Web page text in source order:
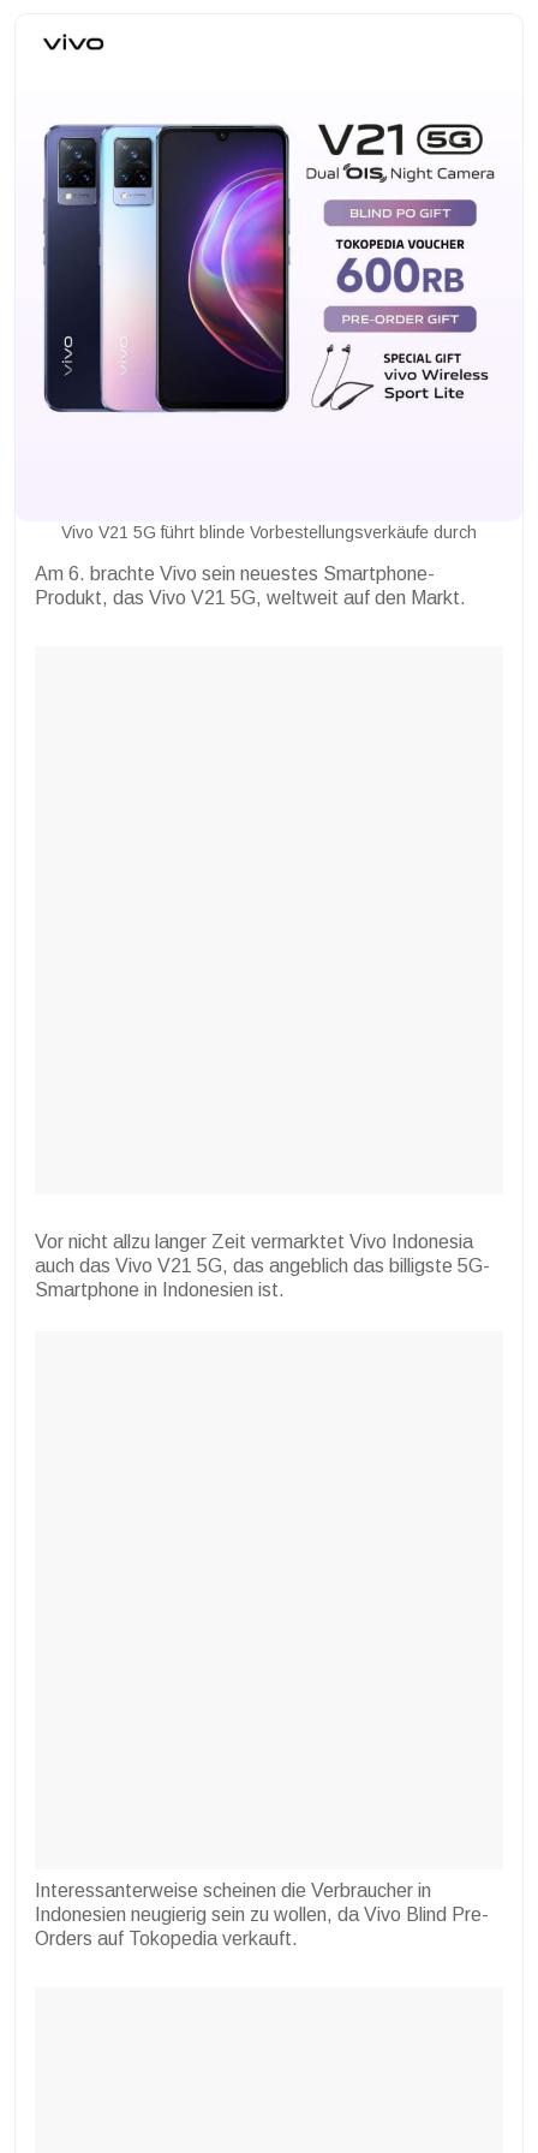
Vivo V21 5G führt blinde Vorbestellungsverkäufe durch
Am 6. brachte Vivo sein neuestes Smartphone-
Produkt, das Vivo V21 5G, weltweit auf den Markt.
Vor nicht allzu langer Zeit vermarktet Vivo Indonesia
auch das Vivo V21 5G, das angeblich das billigste 5G-
Smartphone in Indonesien ist.
Interessanterweise scheinen die Verbraucher in
Indonesien neugierig sein zu wollen, da Vivo Blind Pre-
Orders auf Tokopedia verkauft.